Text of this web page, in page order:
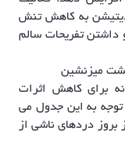
به کاهش تنش
داشتن تفریحات سالم
میزنشین
برای کاهش اثرات
توجه به این جدول می
بروز دردهای ناشی از